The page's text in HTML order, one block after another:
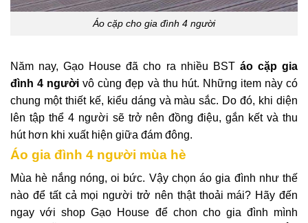
Áo cặp cho gia đình 4 người
Năm nay, Gạo House đã cho ra nhiều BST áo cặp gia
đình 4 người vô cùng đẹp và thu hút. Những item này có
chung một thiết kế, kiểu dáng và màu sắc. Do đó, khi diện
lên tập thể 4 người sẽ trở nên đồng điệu, gắn kết và thu
hút hơn khi xuất hiện giữa đám đông.
Áo gia đình 4 người mùa hè
Mùa hè nắng nóng, oi bức. Vậy chọn áo gia đình như thế
nào để tất cả mọi người trở nên thật thoải mái? Hãy đến
ngay với shop Gạo House để chon cho gia đình mình